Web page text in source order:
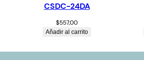
CSDC-24DA
$557,00
Añadir al carrito